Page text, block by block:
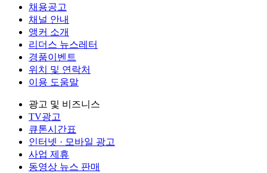
채용공고
채널 안내
앵커 소개
리더스 뉴스레터
경품이벤트
위치 및 연락처
이용 도움말
광고 및 비즈니스
TV광고
큐톤시간표
인터넷 · 모바일 광고
사업 제휴
동영상 뉴스 판매